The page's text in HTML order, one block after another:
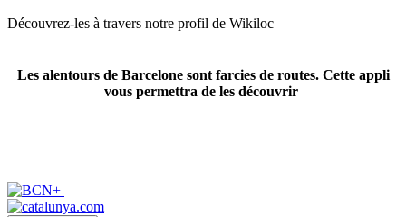
Découvrez-les à travers notre profil de Wikiloc
Les alentours de Barcelone sont farcies de routes. Cette appli
vous permettra de les découvrir